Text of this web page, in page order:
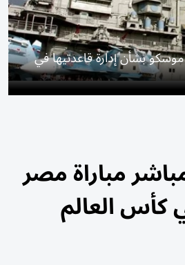
بشأن إدارة قاعدتيها في
مباراة مصر
كأس العالم